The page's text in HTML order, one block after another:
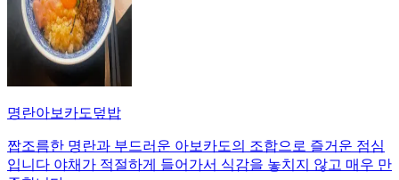
명란아보카도덮밥
짭조름한 명란과 부드러운 아보카도의 조합으로 즐거운 점심
입니다 야채가 적절하게 들어가서 식감을 놓치지 않고 매우 만